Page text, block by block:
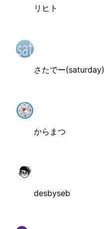
リヒト
さたでー(saturday)
からまつ
desbyseb